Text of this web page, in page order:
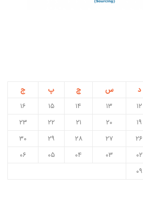
د س چ پ
ج
۱۲ ۱۳ ۱۴ ۱۵
۱۶
۱۹ ۲۰ ۲۱ ۲۲
۲۳
۲۶ ۲۷ ۲۸ ۲۹
۳۰
۰۲ ۰۳ ۰۴ ۰۵
۰۶
۰۹